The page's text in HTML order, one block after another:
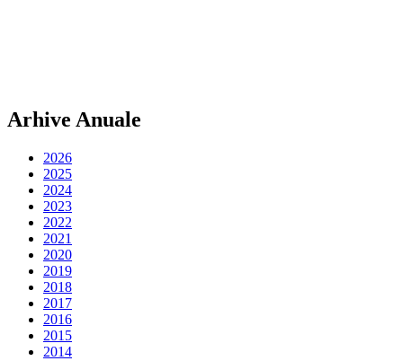
Arhive Anuale
2026
2025
2024
2023
2022
2021
2020
2019
2018
2017
2016
2015
2014